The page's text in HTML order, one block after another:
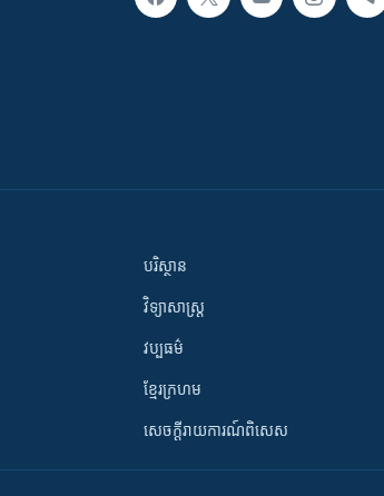
បរិស្ថាន
វិទ្យាសាស្រ្ត
វប្បធម៌
ខ្មែរក្រហម
សេចក្តីរាយការណ៍ពិសេស